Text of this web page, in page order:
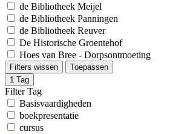
de Bibliotheek Meijel
de Bibliotheek Panningen
de Bibliotheek Reuver
De Historische Groentehof
Hoes van Bree - Dorpsontmoeting
Filters wissen
Toepassen
1 Tag
Filter Tag
Basisvaardigheden
boekpresentatie
cursus